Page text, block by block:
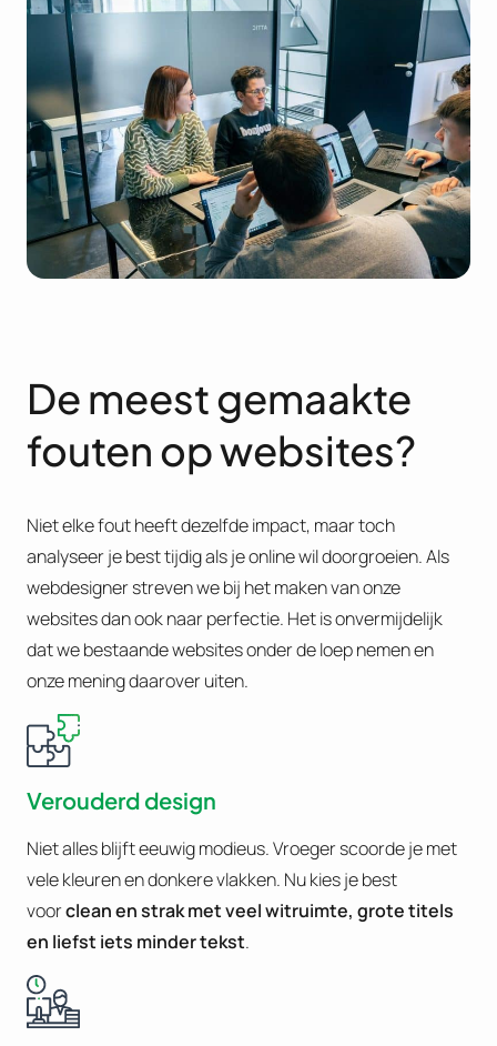
De meest gemaakte
fouten op websites?
Niet elke fout heeft dezelfde impact, maar toch
analyseer je best tijdig als je online wil doorgroeien. Als
webdesigner streven we bij het maken van onze
websites dan ook naar perfectie. Het is onvermijdelijk
dat we bestaande websites onder de loep nemen en
onze mening daarover uiten.
Verouderd design
Niet alles blijft eeuwig modieus. Vroeger scoorde je met
vele kleuren en donkere vlakken. Nu kies je best
voorclean en strak met veel witruimte, grote titels
en liefst iets minder tekst.